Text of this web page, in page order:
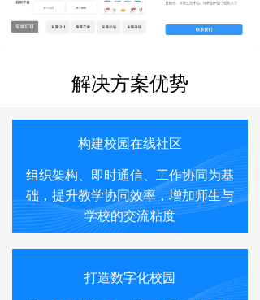
解决方案优势
打造数字化校园
构建校园在线社区
组织架构、即时通信、工作协同为基
础，提升教学协同效率，增加师生与
学校的交流粘度